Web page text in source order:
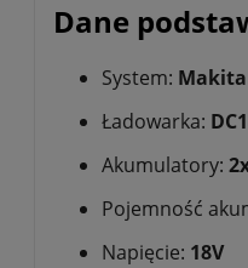
Dane
System: Makita
Ładowarka:
Akumulatory:
Pojemność
Napięcie: 18V